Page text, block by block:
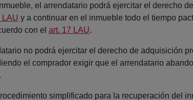
el arrendatario podrá ejercitar el derecho
LAU y a continuar en el inmueble todo el tiempo
con el art. 17 LAU.
no podrá ejercitar el derecho de adquisición
el comprador exigir que el arrendatario
.
simplificado para la recuperación del